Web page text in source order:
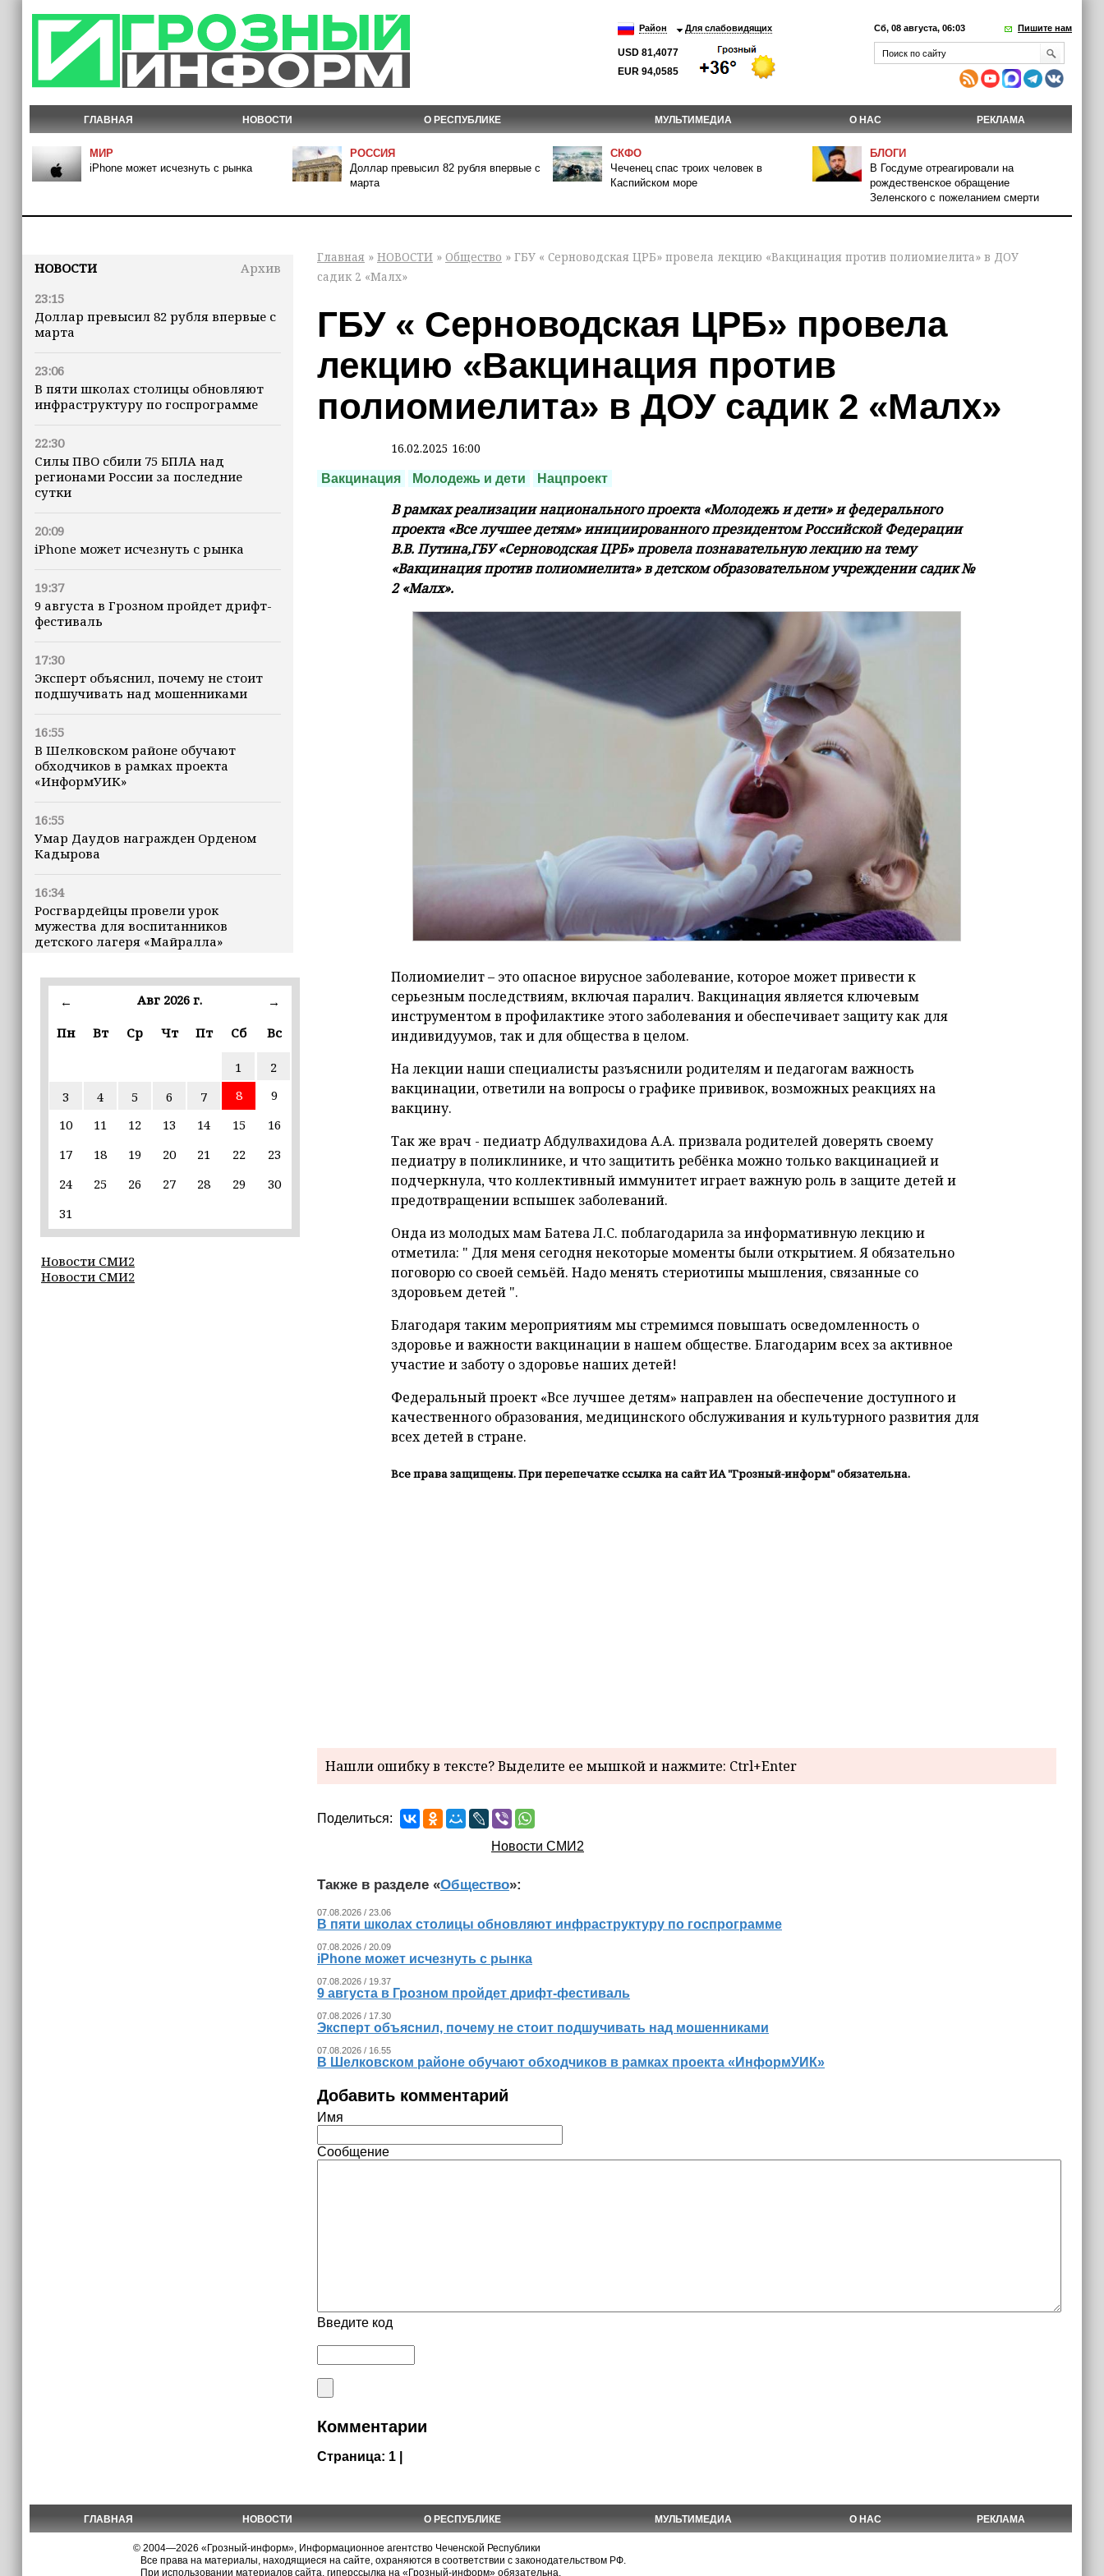
Район Для слабовидящих
USD 81,4077
EUR 94,0585
Сб, 08 августа, 06:03 Пишите нам
ГЛАВНАЯ НОВОСТИ О РЕСПУБЛИКЕ МУЛЬТИМЕДИА О НАС РЕКЛАМА
МИР
iPhone может исчезнуть с рынка
РОССИЯ
Доллар превысил 82 рубля впервые с
марта
СКФО
Чеченец спас троих человек в
Каспийском море
БЛОГИ
В Госдуме отреагировали на
рождественское обращение
Зеленского с пожеланием смерти
НОВОСТИ
Архив
23:15
Доллар превысил 82 рубля впервые с
марта
23:06
В пяти школах столицы обновляют
инфраструктуру по госпрограмме
22:30
Силы ПВО сбили 75 БПЛА над
регионами России за последние
сутки
20:09
iPhone может исчезнуть с рынка
19:37
9 августа в Грозном пройдет дрифт-
фестиваль
17:30
Эксперт объяснил, почему не стоит
подшучивать над мошенниками
16:55
В Шелковском районе обучают
обходчиков в рамках проекта
«ИнформУИК»
16:55
Умар Даудов награжден Орденом
Кадырова
16:34
Росгвардейцы провели урок
мужества для воспитанников
детского лагеря «Майралла»
16:30
Дмитрий Чернышенко: Внутренний
въездной — на 20,1%
Из бюджета Чечни дополнительно
выделено 505 млн рублей
пострадавшим от паводков
15:35
— стать большой
Избирательные участки Шатоя
готовы к приёму голосов
← Авг 2026 г.
→
Пн
Вт Ср Чт Пт Сб Вс
1
2
3
4 5 6 7 8
9
10
11 12 13 14 15
16
17
18 19 20 21 22
23
24
25 26 27 28 29
30
31
Новости СМИ2
Новости СМИ2
Главная » НОВОСТИ » Общество » ГБУ « Серноводская ЦРБ» провела лекцию «Вакцинация против полиомиелита» в ДОУ
садик 2 «Малх»
ГБУ « Серноводская ЦРБ» провела
лекцию «Вакцинация против
полиомиелита» в ДОУ садик 2 «Малх»
16.02.2025 16:00
Вакцинация Молодежь и дети Нацпроект
В рамках реализации национального проекта «Молодежь и дети» и федерального
проекта «Все лучшее детям» инициированного президентом Российской Федерации
В.В. Путина,ГБУ «Серноводская ЦРБ» провела познавательную лекцию на тему
«Вакцинация против полиомиелита» в детском образовательном учреждении садик №
2 «Малх».
Полиомиелит – это опасное вирусное заболевание, которое может привести к
серьезным последствиям, включая паралич. Вакцинация является ключевым
инструментом в профилактике этого заболевания и обеспечивает защиту как для
индивидуумов, так и для общества в целом.
На лекции наши специалисты разъяснили родителям и педагогам важность
вакцинации, ответили на вопросы о графике прививок, возможных реакциях на
вакцину.
Так же врач - педиатр Абдулвахидова А.А. призвала родителей доверять своему
педиатру в поликлинике, и что защитить ребёнка можно только вакцинацией и
подчеркнула, что коллективный иммунитет играет важную роль в защите детей и
предотвращении вспышек заболеваний.
Онда из молодых мам Батева Л.С. поблагодарила за информативную лекцию и
отметила: " Для меня сегодня некоторые моменты были открытием. Я обязательно
поговорю со своей семьёй. Надо менять стериотипы мышления, связанные со
здоровьем детей ".
Благодаря таким мероприятиям мы стремимся повышать осведомленность о
здоровье и важности вакцинации в нашем обществе. Благодарим всех за активное
участие и заботу о здоровье наших детей!
Федеральный проект «Все лучшее детям» направлен на обеспечение доступного и
качественного образования, медицинского обслуживания и культурного развития для
всех детей в стране.
Все права защищены. При перепечатке ссылка на сайт ИА "Грозный-информ" обязательна.
Нашли ошибку в тексте? Выделите ее мышкой и нажмите: Ctrl+Enter
Поделиться:
Новости СМИ2
Также в разделе «Общество»:
07.08.2026 / 23.06
В пяти школах столицы обновляют инфраструктуру по госпрограмме
07.08.2026 / 20.09
iPhone может исчезнуть с рынка
07.08.2026 / 19.37
9 августа в Грозном пройдет дрифт-фестиваль
07.08.2026 / 17.30
Эксперт объяснил, почему не стоит подшучивать над мошенниками
07.08.2026 / 16.55
В Шелковском районе обучают обходчиков в рамках проекта «ИнформУИК»
Добавить комментарий
Имя
Сообщение
Введите код
Комментарии
Страница: 1 |
ГЛАВНАЯ НОВОСТИ О РЕСПУБЛИКЕ МУЛЬТИМЕДИА О НАС РЕКЛАМА
© 2004—2026 «Грозный-информ», Информационное агентство Чеченской Республики
Все права на материалы, находящиеся на сайте, охраняются в соответствии с законодательством РФ.
При использовании материалов сайта, гиперссылка на «Грозный-информ» обязательна.